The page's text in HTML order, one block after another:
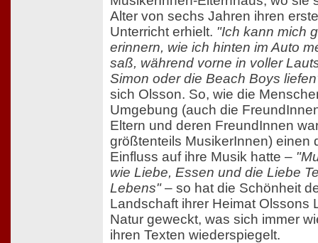
Alter von sechs Jahren ihren
Unterricht erhielt. "Ich kann mich
erinnern, wie ich hinten im Auto
saß, während vorne in voller
Simon oder die Beach Boys
sich Olsson. So, wie die
Umgebung (auch die
Eltern und deren FreundInnen
größtenteils MusikerInnen) einen
Einfluss auf ihre Musik hatte –
wie Liebe, Essen und die Liebe
Lebens"– so hat die Schönheit
Landschaft ihrer Heimat Olssons
Natur geweckt, was sich immer
ihren Texten wiederspiegelt.